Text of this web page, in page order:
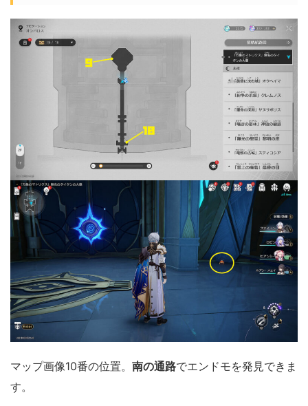
マップ画像10番の位置。 南の通路でエンドモを発見できま
す。